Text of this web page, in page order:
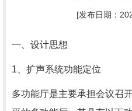
[发布日期：
一、设计思想
1、扩声系统功能定位
多功能厅是主要承担会议召